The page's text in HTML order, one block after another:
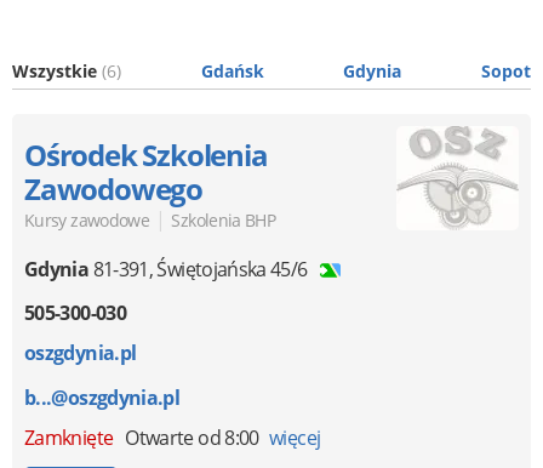
Wszystkie (6) Gdańsk Gdynia Sopot
Ośrodek Szkolenia
Zawodowego
Kursy zawodowe | Szkolenia BHP
Gdynia81-391,Świętojańska 45/6
505-300-030
oszgdynia.pl
b...@oszgdynia.pl
Zamknięte Otwarte od 8:00 więcej